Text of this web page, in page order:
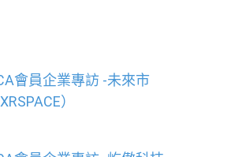
會員企業專訪 -未來市
XRSPACE）